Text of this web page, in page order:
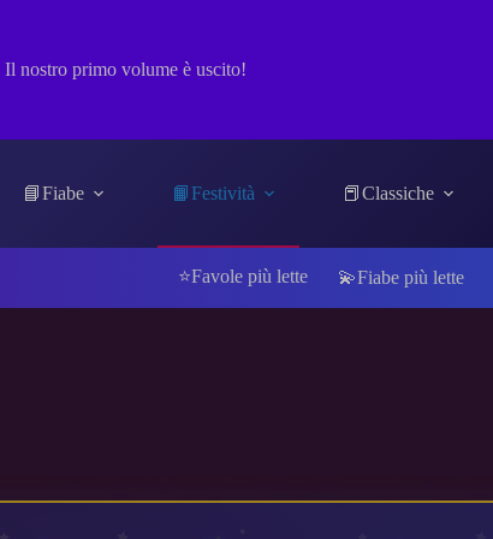
Il nostro primo volume è uscito!
📘Fiabe 📙Festività 📕Classiche
⭐Favole più lette 💫Fiabe più lette